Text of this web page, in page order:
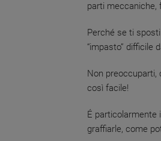
parti meccaniche,
Perché se ti
“impasto” difficile
Non preoccuparti,
così facile!
É particolarmente
graffiarle, come